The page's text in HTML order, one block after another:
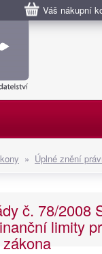
Váš nákupní
» Úplné znění
č. 78/2008
limity